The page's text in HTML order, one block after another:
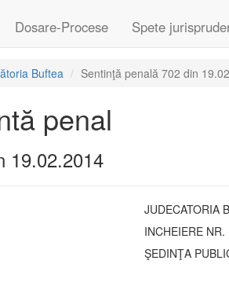
Dosare-Procese Spete
Buftea Sentinţă penală 702 din
penal
19.02.2014
JUDECATORIA
INCHEIERE NR.
ŞEDINŢA